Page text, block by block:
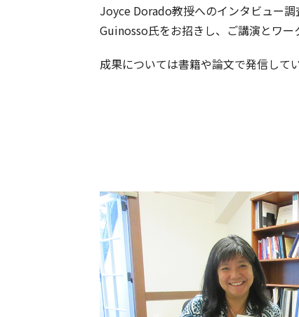
Joyce Dorado教授へのインタビュー
Guinosso氏をお招きし、ご講演とワー
成果については書籍や論文で発信して